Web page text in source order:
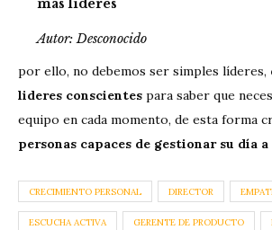
más lideres
Autor: Desconocido
por ello, no debemos ser simples líderes,
lideres conscientes para saber que
equipo en cada momento, de esta forma
personas capaces de gestionar su día
CRECIMIENTO PERSONAL DIRECTOR
ESCUCHA ACTIVA GERENTE DE PRODUCTO